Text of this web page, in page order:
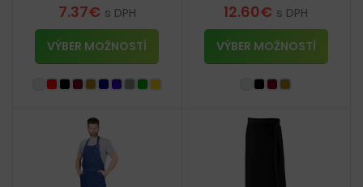
7.37€ s DPH
VÝBER MOŽNOSTÍ
12.60€ s DPH
VÝBER MOŽNOSTÍ